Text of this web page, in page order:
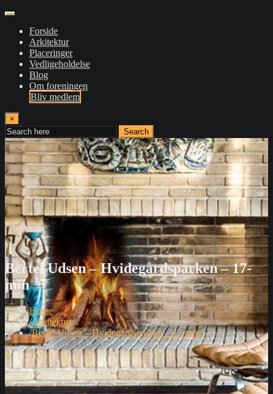
Forside
Arkitektur
Placeringer
Vedligeholdelse
Blog
Om foreningen
Bliv medlem
×
Search
Bertel Udsen – Hvidegårdsparken – 17-
min
Home
Arkitektur
Bertel Udsen – Hvidegårdsparken – 17-min